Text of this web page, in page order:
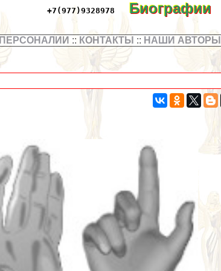
+7(977)9328978 Биографии
ПЕРСОНАЛИИ :: КОНТАКТЫ :: НАШИ АВТОРЫ